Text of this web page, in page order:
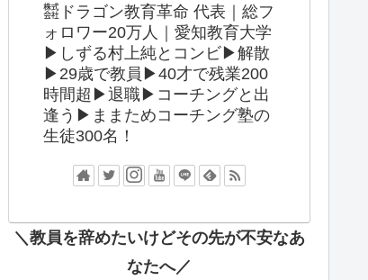
㍿ドラゴン教育革命 代表｜総フ
ォロワー20万人｜愛知教育大学
▶︎しずる村上純とコンビ▶︎解散
▶︎29歳で教員▶︎40才で残業200
時間超▶︎退職▶︎コーチングと出
逢う▶︎ままためコーチング塾の
生徒300名！
＼教員を辞めたいけどその先が不安なあ
なたへ／